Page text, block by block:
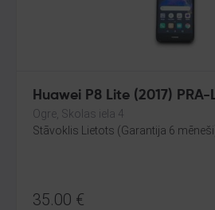
Huawei P8
Ogre, Skolas iela 4
Stāvoklis Lietots (Garantija 6
35.00 €